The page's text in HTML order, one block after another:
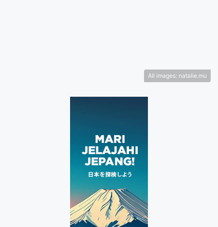
All images: natalie.mu